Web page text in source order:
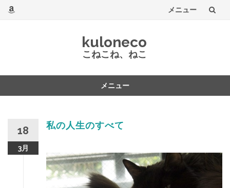
メニュー
kuloneco
こねこね、ねこ
メニュー
18
3月
私の人生のすべて